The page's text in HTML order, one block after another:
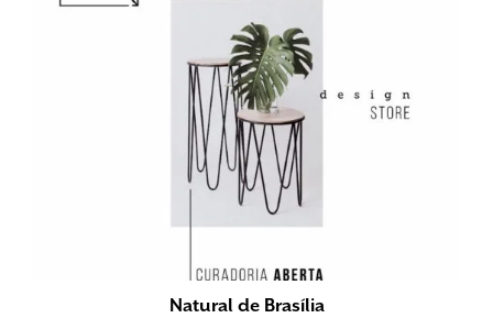
Natural de Brasília